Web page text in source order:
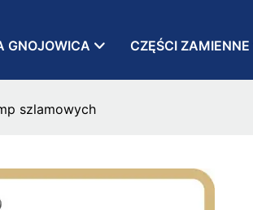
GNOJOWICA CZĘŚCI ZAMIENNE
szlamowych